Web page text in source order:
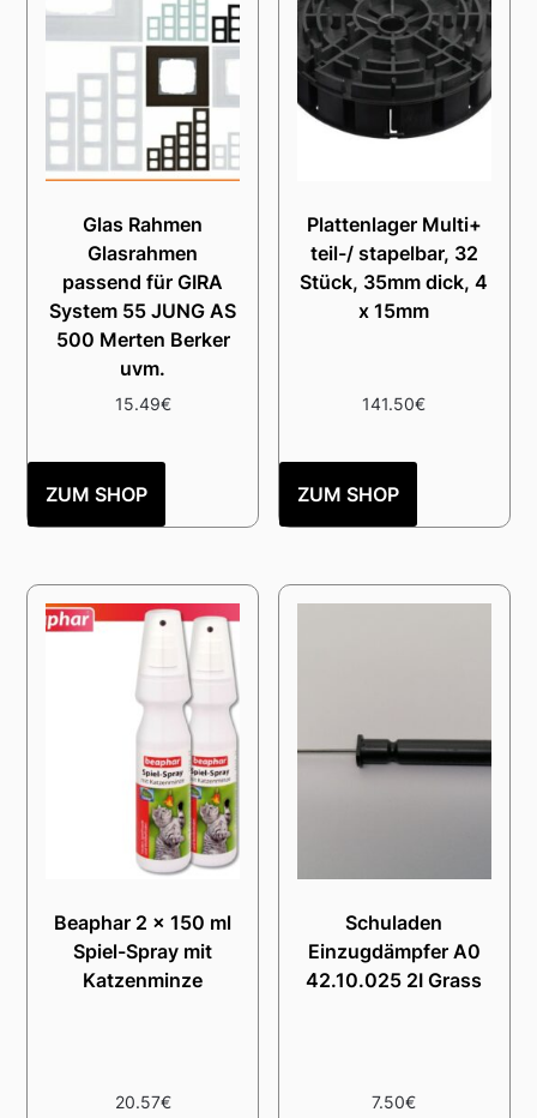
Glas Rahmen
Glasrahmen
passend für GIRA
System 55 JUNG AS
500 Merten Berker
uvm.
15.49€
ZUM SHOP
Plattenlager Multi+
teil-/ stapelbar, 32
Stück, 35mm dick, 4
x 15mm
141.50€
ZUM SHOP
Beaphar 2 x 150 ml
Spiel-Spray mit
Katzenminze
20.57€
Schuladen
Einzugdämpfer A0
42.10.025 2I Grass
7.50€